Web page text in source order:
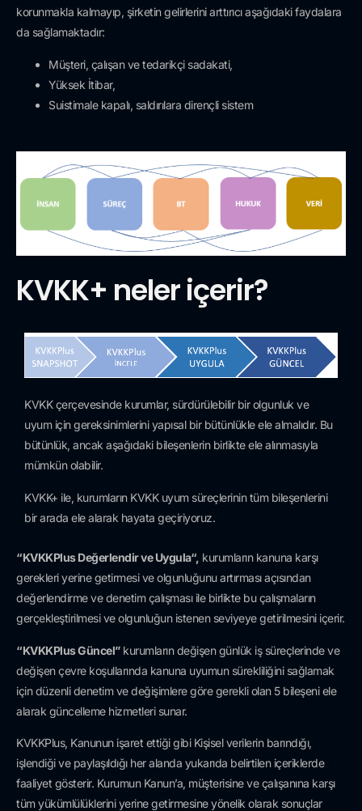
korunmakla kalmayıp, şirketin gelirlerini arttırıcı aşağıdaki faydalara
da sağlamaktadır:
Müşteri, çalışan ve tedarikçi sadakati,
Yüksek İtibar,
Suistimale kapalı, saldırılara dirençli sistem
KVKK+ neler içerir?
KVKK çerçevesinde kurumlar, sürdürülebilir bir olgunluk ve
uyum için gereksinimlerini yapısal bir bütünlükle ele almalıdır. Bu
bütünlük, ancak aşağıdaki bileşenlerin birlikte ele alınmasıyla
mümkün olabilir.
KVKK+ ile, kurumların KVKK uyum süreçlerinin tüm bileşenlerini
bir arada ele alarak hayata geçiriyoruz.
“KVKKPlus Değerlendir ve Uygula“, kurumların kanuna karşı
gerekleri yerine getirmesi ve olgunluğunu artırması açısından
değerlendirme ve denetim çalışması ile birlikte bu çalışmaların
gerçekleştirilmesi ve olgunluğun istenen seviyeye getirilmesini içerir.
“KVKKPlus Güncel”kurumların değişen günlük iş süreçlerinde ve
değişen çevre koşullarında kanuna uyumun sürekliliğini sağlamak
için düzenli denetim ve değişimlere göre gerekli olan 5 bileşeni ele
alarak güncelleme hizmetleri sunar.
KVKKPlus, Kanunun işaret ettiği gibi Kişisel verilerin barındığı,
işlendiği ve paylaşıldığı her alanda yukarıda belirtilen içeriklerde
faaliyet gösterir. Kurumun Kanun’a, müşterisine ve çalışanına karşı
tüm yükümlülüklerini yerine getirmesine yönelik olarak sonuçlar